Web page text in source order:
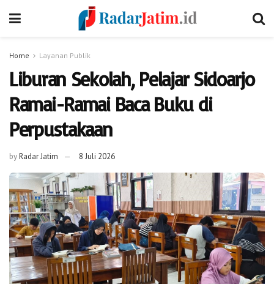
Home Layanan Publik
Liburan Sekolah, Pelajar Sidoarjo
Ramai-Ramai Baca Buku di
Perpustakaan
byRadar Jatim 8 Juli 2026